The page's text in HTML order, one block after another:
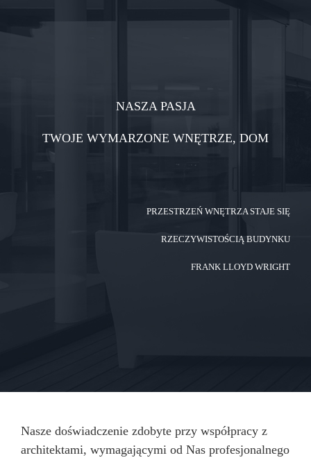
NASZA PASJA
TWOJE WYMARZONE WNĘTRZE, DOM
PRZESTRZEŃ WNĘTRZA STAJE SIĘ
RZECZYWISTOŚCIĄ BUDYNKU
FRANK LLOYD WRIGHT
Nasze doświadczenie zdobyte przy współpracy z
architektami, wymagającymi od Nas profesjonalnego